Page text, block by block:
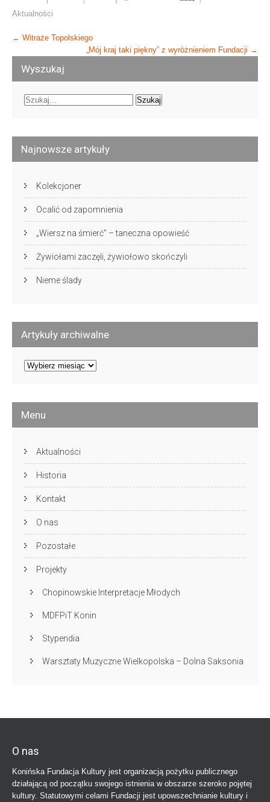
Aktualności
Post
navigation
← Witraże Topolskiego
„Mój kraj taki piękny” z wyróżnieniem Fundacji →
Wyszukaj
Najnowsze artykuły
Kolekcjoner
Ocalić od zapomnienia
„Wiersz na śmierć” – taneczna opowieść
Żywiołami zaczęli, żywiołowo skończyli
Nieme ślady
Artykuły archiwalne
Artykuły
Menu
Aktualności
Historia
Kontakt
O nas
Pozostałe
Projekty
Chopinowskie Interpretacje Młodych
MDFPiT Konin
Stypendia
Warsztaty Muzyczne Wielkopolska – Dolna Saksonia
O nas
Konińska Fundacja Kultury jest organizacją pożytku publicznego
działającą od początku swojego istnienia w obszarze szeroko pojętej
kultury. Statutowymi celami Fundacji jest upowszechnianie kultury i